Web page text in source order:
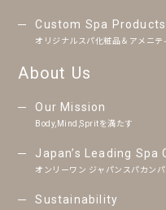
Custom Spa
オリジナルスパ化粧品＆アメニテ
About Us
Our Mission
Body,Mind,Spritを満たす
Japan’s Leading Spa
オンリーワン ジャパンスパカンパ
Sustainability